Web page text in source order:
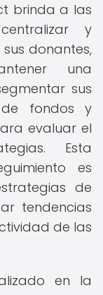
brinda a las
y
donantes,
una
sus
fondos y
evaluar el
Esta
es
de
tendencias
de las
en la